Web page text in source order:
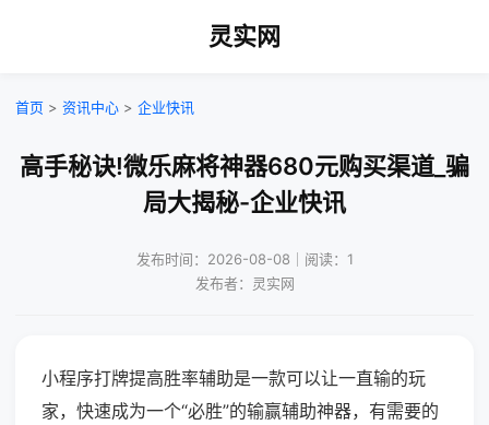
灵实网
首页 > 资讯中心 > 企业快讯
高手秘诀!微乐麻将神器680元购买渠道_骗
局大揭秘-企业快讯
发布时间：2026-08-08｜阅读：1
发布者：灵实网
小程序打牌提高胜率辅助是一款可以让一直输的玩
家，快速成为一个“必胜”的输赢辅助神器，有需要的